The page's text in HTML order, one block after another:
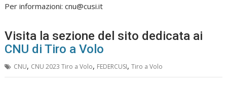
Per informazioni:cnu@cusi.it
Visita la sezione del sito dedicata ai
CNU di Tiro a Volo
CNU, CNU 2023 Tiro a Volo, FEDERCUSI,Tiro a Volo